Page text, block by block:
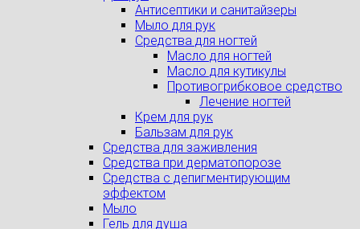
Антисептики и санитайзеры
Мыло для рук
Средства для ногтей
Масло для ногтей
Масло для кутикулы
Противогрибковое средство
Лечение ногтей
Крем для рук
Бальзам для рук
Средства для заживления
Средства при дерматопорозе
Cредства с депигментирующим
эффектом
Мыло
Гель для душа